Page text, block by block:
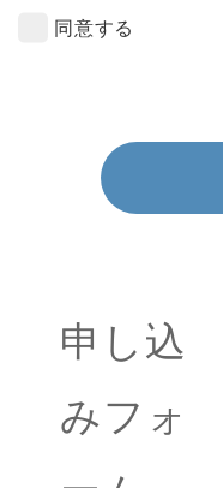
同意する
申し込
みフォ